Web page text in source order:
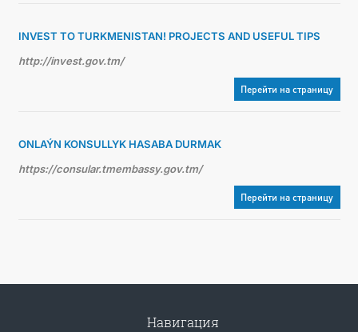
INVEST TO TURKMENISTAN! PROJECTS AND USEFUL TIPS
http://invest.gov.tm/
Перейти на страницу
ONLAÝN KONSULLYK HASABA DURMAK
https://consular.tmembassy.gov.tm/
Перейти на страницу
Навигация